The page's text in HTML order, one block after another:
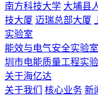
南方科技大学 大埔县
技大厦 迈瑞总部大厦
实验室
能效与电气安全实验室
圳市电能质量工程实
关于海亿达
关于我们
核心业务 新